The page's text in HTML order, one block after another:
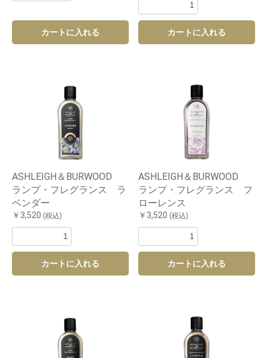
カートに入れる カートに入れる
ASHLEIGH＆BURWOOD
ランプ・フレグランス ラ
ベンダー
￥3,520 (税込)
カートに入れる
ASHLEIGH＆BURWOOD
ランプ・フレグランス フ
ローレンス
￥3,520 (税込)
カートに入れる
お買い物を続ける カートへ進む